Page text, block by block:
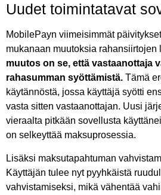
Uudet toimintatavat
MobilePayn viimeisimmät
mukanaan muutoksia rahansiirtojen
muutos on se, että vastaanottaja
rahasumman syöttämistä. Tämä
käytännöstä, jossa käyttäjä syötti
vasta sitten vastaanottajan. Uusi
vieraalta pitkään sovellusta
on selkeyttää maksuprosessia.
Lisäksi maksutapahtuman
Käyttäjän tulee nyt pyyhkäistä
vahvistamiseksi, mikä vähentää